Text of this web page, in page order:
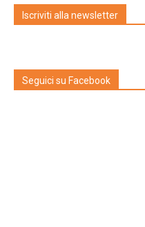
Iscriviti alla newsletter
Seguici su Facebook